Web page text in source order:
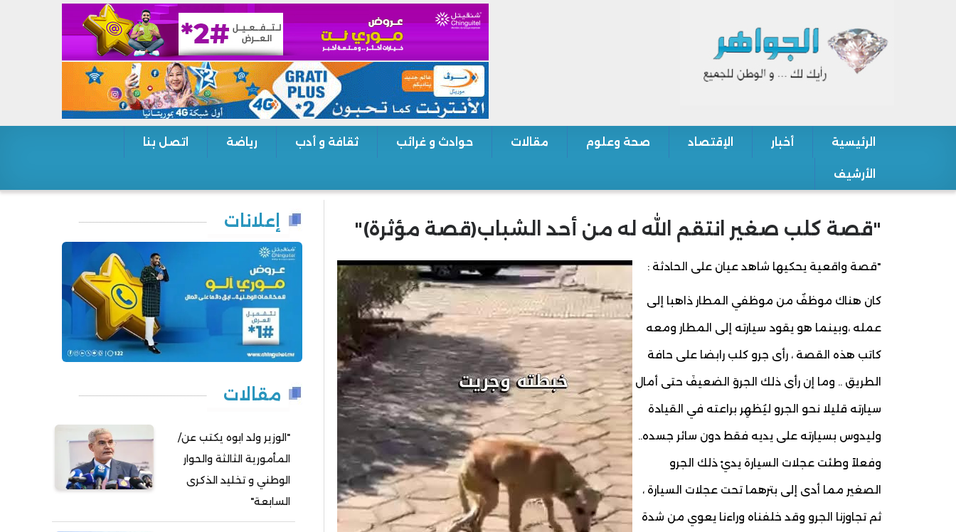
Main navigation
الرئيسية أخبار الإقتصاد صحة وعلوم مقالات حوادث و غرائب ثقافة و أدب رياضة اتصل بنا
الأرشيف
"قصة كلب صغير انتقم الله له من أحد الشباب(قصة مؤثرة)"
"قصة واقعية يحكيها شاهد عيان على الحادثة :
كان هناك موظفٌ من موظفي المطار ذاهبا إلى
عمله ،وبينما هو يقود سيارته إلى المطار ومعه
كاتب هذه القصة ، رأى جرو كلب رابضا على حافة
الطريق .. وما إن رأى ذلك الجروَ الضعيفَ حتى أمال
سيارته قليلا نحو الجرو ليُظهِر براعته في القيادة
وليدوس بسيارته على يديه فقط دون سائر جسده..
وفعلاً وطئت عجلات السيارة يديْ ذلك الجرو
الصغير مما أدى إلى بترهما تحت عجلات السيارة ،
ثم تجاوزنا الجرو وقد خلفناه وراءنا يعوي من شدة
إعلانات
مقالات
"الوزير ولد ابوه يكتب عن/
المأمورية الثالثة والحوار
الوطني و تخليد الذكرى
السابعة"